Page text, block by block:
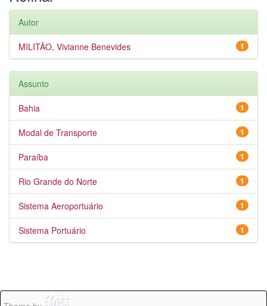
Autor
1
MILITÃO, Vivianne Benevides
Assunto
1
Bahia
1
Modal de Transporte
1
Paraíba
1
Rio Grande do Norte
1
Sistema Aeroportuário
1
Sistema Portuário